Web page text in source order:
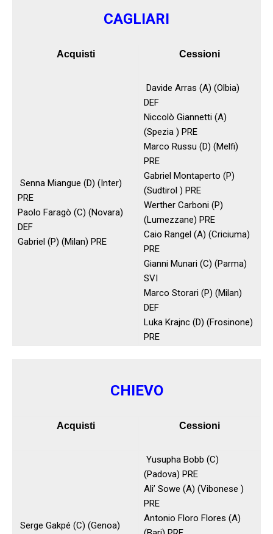
CAGLIARI
Acquisti Cessioni
Senna Miangue (D) (Inter)
PRE
Paolo Faragò (C) (Novara)
DEF
Gabriel (P) (Milan) PRE
Davide Arras (A) (Olbia)
DEF
Niccolò Giannetti (A)
(Spezia ) PRE
Marco Russu (D) (Melfi)
PRE
Gabriel Montaperto (P)
(Sudtirol ) PRE
Werther Carboni (P)
(Lumezzane) PRE
Caio Rangel (A) (Criciuma)
PRE
Gianni Munari (C) (Parma)
SVI
Marco Storari (P) (Milan)
DEF
Luka Krajnc (D) (Frosinone)
PRE
CHIEVO
Acquisti Cessioni
Serge Gakpé (C) (Genoa)
Yusupha Bobb (C)
(Padova) PRE
Ali’ Sowe (A) (Vibonese )
PRE
Antonio Floro Flores (A)